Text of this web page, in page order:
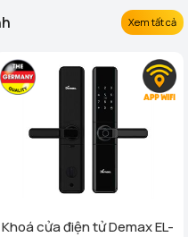
Xem tất cả
Khoá cửa điện tử Demax EL-